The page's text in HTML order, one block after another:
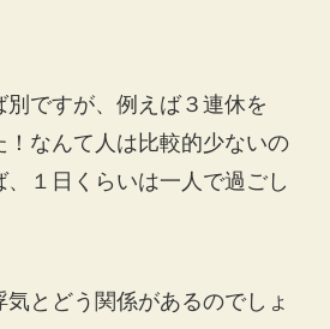
ですが、例えば３連休を
！なんて人は比較的少ないの
１日くらいは一人で過ごし
とどう関係があるのでしょ